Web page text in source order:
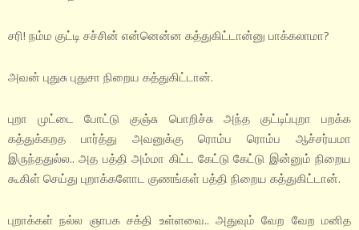
சரி! நம்ம குட்டி சச்சின் என்னென்ன கத்துகிட்டான்னு பாக்கலாமா?
அவன் புதுசு புதுசா நிறைய கத்துகிட்டான்.
புறா முட்டை போட்டு குஞ்சு பொறிச்சு அந்த குட்டிப்புறா பறக்க
கத்துக்கறத பார்த்து அவனுக்கு ரொம்ப ரொம்ப ஆச்சர்யமா
இருந்ததுல்ல.. அத பத்தி அம்மா கிட்ட கேட்டு கேட்டு இன்னும் நிறைய
கூகிள் செய்து புறாக்களோட குணங்கள் பத்தி நிறைய கத்துகிட்டான்.
புறாக்கள் நல்ல ஞாபக சக்தி உள்ளவை.. அதுவும் வேற வேற மனித